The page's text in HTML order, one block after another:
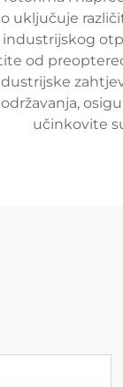
uključuje
industrijskog
od
učinkovite